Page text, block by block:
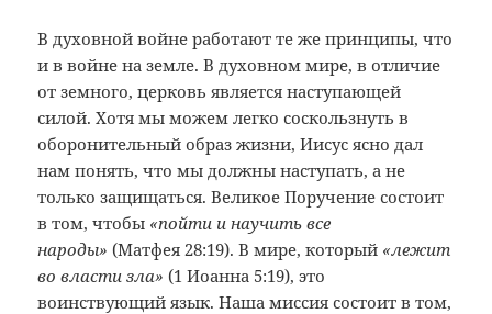
В духовной войне работают те же принципы, что
и в войне на земле. В духовном мире, в отличие
от земного, церковь является наступающей
силой. Хотя мы можем легко соскользнуть в
оборонительный образ жизни, Иисус ясно дал
нам понять, что мы должны наступать, а не
только защищаться. Великое Поручение состоит
в том, чтобы «пойти и научить все
народы» (Матфея 28:19). В мире, который «лежит
во власти зла» (1 Иоанна 5:19), это
воинствующий язык. Наша миссия состоит в том,